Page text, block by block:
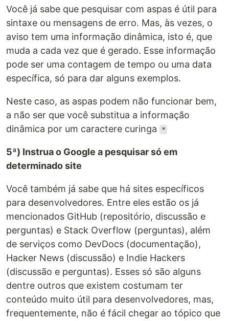
Você já sabe que pesquisar com aspas é útil para
sintaxe ou mensagens de erro. Mas, às vezes, o
aviso tem uma informação dinâmica, isto é, que
muda a cada vez que é gerado. Esse informação
pode ser uma contagem de tempo ou uma data
específica, só para dar alguns exemplos.
Neste caso, as aspas podem não funcionar bem,
a não ser que você substitua a informação
dinâmica por um caractere curinga
*
5ª) Instrua o Google a pesquisar só em
determinado site
Você também já sabe que há sites específicos
para desenvolvedores. Entre eles estão os já
mencionados GitHub (repositório, discussão e
perguntas) e Stack Overflow (perguntas), além
de serviços como DevDocs (documentação),
Hacker News (discussão) e Indie Hackers
(discussão e perguntas). Esses só são alguns
dentre outros que existem costumam ter
conteúdo muito útil para desenvolvedores, mas,
frequentemente, não é fácil chegar ao tópico que